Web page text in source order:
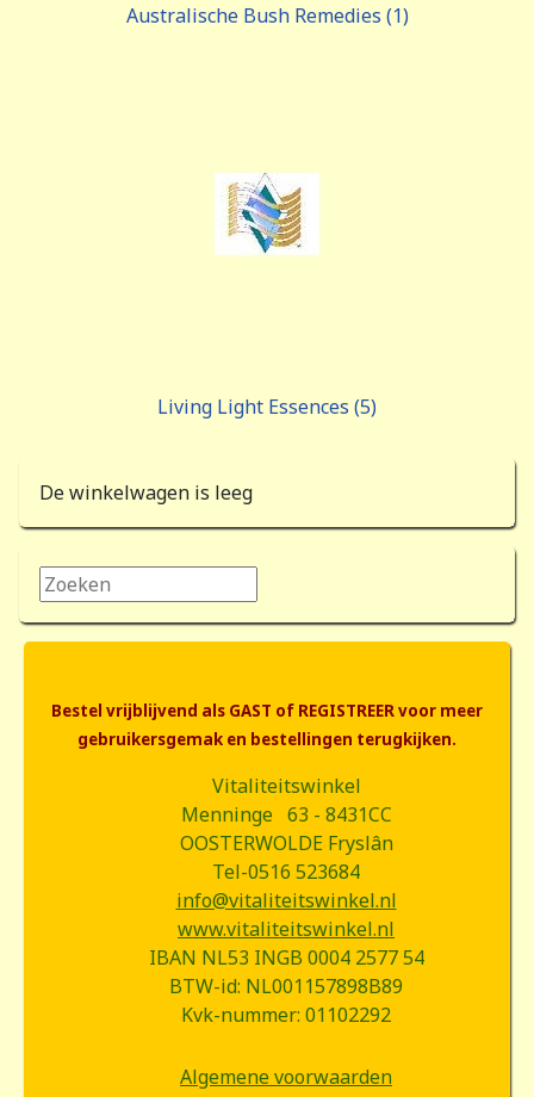
Australische Bush Remedies (1)
Living Light Essences (5)
De winkelwagen is leeg
Zoeken...
Bestel vrijblijvend als GAST of REGISTREER voor meer
gebruikersgemak en bestellingen terugkijken.
Vitaliteitswinkel
Menninge 63 - 8431CC
OOSTERWOLDE Fryslân
Tel-0516 523684
info@vitaliteitswinkel.nl
www.vitaliteitswinkel.nl
IBAN NL53 INGB 0004 2577 54
BTW-id: NL001157898B89
Kvk-nummer: 01102292
Algemene voorwaarden